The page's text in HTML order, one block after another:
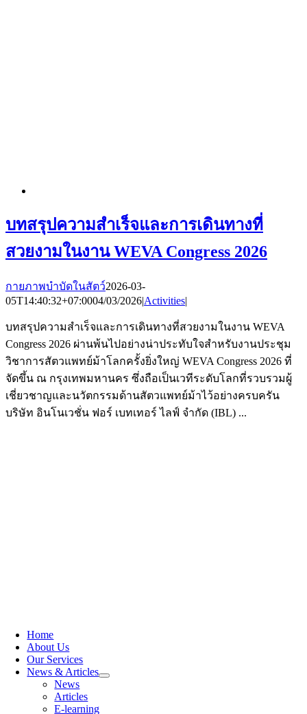
บทสรุปความสำเร็จและการเดินทางที่
สวยงามในงาน WEVA Congress 2026
กายภาพบำบัดในสัตว์2026-03-
05T14:40:32+07:0004/03/2026|Activities|
บทสรุปความสำเร็จและการเดินทางที่สวยงามในงาน WEVA
Congress 2026 ผ่านพ้นไปอย่างน่าประทับใจสำหรับงานประชุม
วิชาการสัตวแพทย์ม้าโลกครั้งยิ่งใหญ่ WEVA Congress 2026 ที่
จัดขึ้น ณ กรุงเทพมหานคร ซึ่งถือเป็นเวทีระดับโลกที่รวบรวมผู้
เชี่ยวชาญและนวัตกรรมด้านสัตวแพทย์ม้าไว้อย่างครบครัน
บริษัท อินโนเวชั่น ฟอร์ เบทเทอร์ ไลฟ์ จำกัด (IBL) ...
Home
About Us
Our Services
News & Articles
News
Articles
E-learning